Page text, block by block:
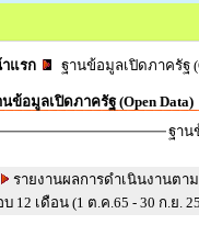
แรก ฐานข้อมูลเปิดภาครัฐ
นข้อมูลเปิดภาครัฐ (Open Data)
ฐาน
รายงานผลการดำเนินงานตา
บ 12 เดือน (1 ต.ค.65 - 30 ก.ย.